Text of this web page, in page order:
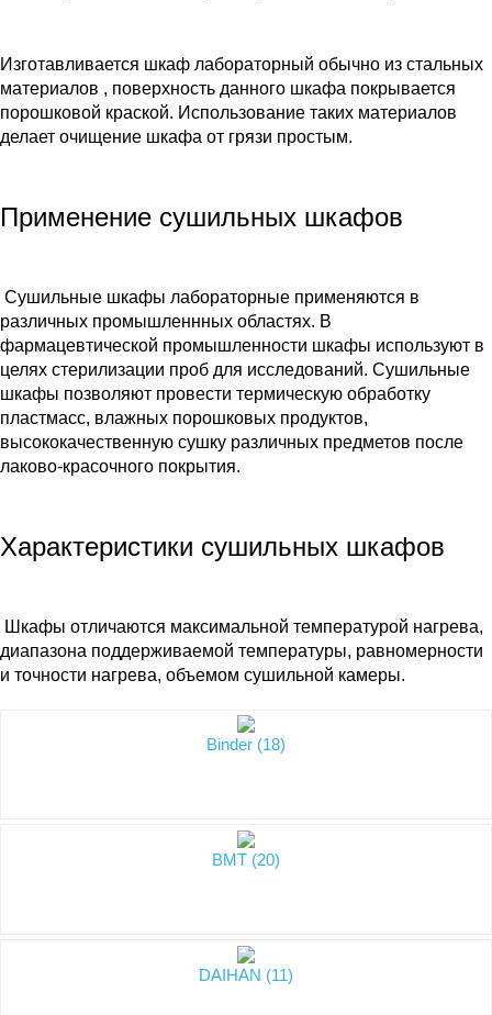
Изготавливается шкаф лабораторный обычно из стальных
материалов , поверхность данного шкафа покрывается
порошковой краской. Использование таких материалов
делает очищение шкафа от грязи простым.
Применение сушильных шкафов
Сушильные шкафы лабораторные применяются в
различных промышленнных областях. В
фармацевтической промышленности шкафы используют в
целях стерилизации проб для исследований. Сушильные
шкафы позволяют провести термическую обработку
пластмасс, влажных порошковых продуктов,
высококачественную сушку различных предметов после
лаково-красочного покрытия.
Характеристики сушильных шкафов
Шкафы отличаются максимальной температурой нагрева,
диапазона поддерживаемой температуры, равномерности
и точности нагрева, объемом сушильной камеры.
Binder (18)
BMT (20)
DAIHAN (11)